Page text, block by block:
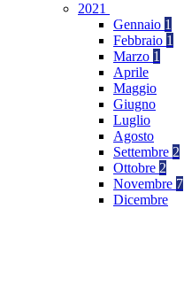
2021
Gennaio 1
Febbraio 1
Marzo 1
Aprile
Maggio
Giugno
Luglio
Agosto
Settembre 2
Ottobre 2
Novembre 7
Dicembre